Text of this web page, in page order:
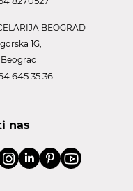
BEOGRAD
1G,
Beograd
645 35 36
nas